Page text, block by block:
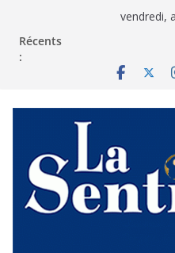
vendredi,
Récents
: